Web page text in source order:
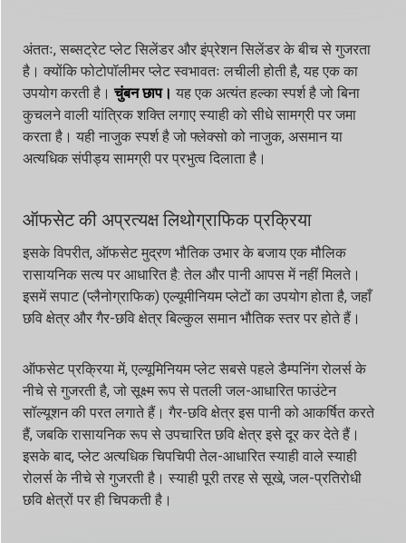
अंततः, सब्सट्रेट प्लेट सिलेंडर और इंप्रेशन सिलेंडर के बीच से गुजरता
है। क्योंकि फोटोपॉलीमर प्लेट स्वभावतः लचीली होती है, यह एक का
उपयोग करती है।चुंबन छाप। यह एक अत्यंत हल्का स्पर्श है जो बिना
कुचलने वाली यांत्रिक शक्ति लगाए स्याही को सीधे सामग्री पर जमा
करता है। यही नाजुक स्पर्श है जो फ्लेक्सो को नाजुक, असमान या
अत्यधिक संपीड्य सामग्री पर प्रभुत्व दिलाता है।
ऑफसेट की अप्रत्यक्ष लिथोग्राफिक प्रक्रिया
इसके विपरीत, ऑफसेट मुद्रण भौतिक उभार के बजाय एक मौलिक
रासायनिक सत्य पर आधारित है: तेल और पानी आपस में नहीं मिलते।
इसमें सपाट (प्लैनोग्राफिक) एल्यूमीनियम प्लेटों का उपयोग होता है, जहाँ
छवि क्षेत्र और गैर-छवि क्षेत्र बिल्कुल समान भौतिक स्तर पर होते हैं।
ऑफसेट प्रक्रिया में, एल्यूमिनियम प्लेट सबसे पहले डैम्पनिंग रोलर्स के
नीचे से गुजरती है, जो सूक्ष्म रूप से पतली जल-आधारित फाउंटेन
सॉल्यूशन की परत लगाते हैं। गैर-छवि क्षेत्र इस पानी को आकर्षित करते
हैं, जबकि रासायनिक रूप से उपचारित छवि क्षेत्र इसे दूर कर देते हैं।
इसके बाद, प्लेट अत्यधिक चिपचिपी तेल-आधारित स्याही वाले स्याही
रोलर्स के नीचे से गुजरती है। स्याही पूरी तरह से सूखे, जल-प्रतिरोधी
छवि क्षेत्रों पर ही चिपकती है।